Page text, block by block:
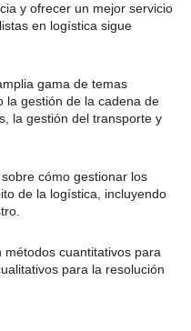
y ofrecer un mejor servicio
en logística sigue
gama de temas
la gestión de la cadena de
la gestión del transporte y
cómo gestionar los
de la logística, incluyendo
cuantitativos para
para la resolución